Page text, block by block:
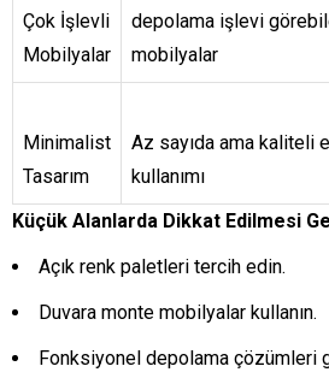
Çok İşlevli
Mobilyalar
depolama işlevi
mobilyalar
Minimalist
Tasarım
Az sayıda ama kaliteli
kullanımı
Küçük Alanlarda Dikkat Edilmesi
Açık renk paletleri tercih edin.
Duvara monte mobilyalar kullanın.
Fonksiyonel depolama çözümleri